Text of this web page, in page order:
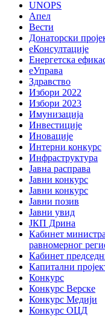
UNOPS
Апел
Вести
Донаторски
еКонсултације
Енергетска
еУправа
Здравство
Избори 2022
Избори 2023
Имунизација
Инвестиције
Иновације
Интерни конкурс
Инфраструктура
Јавна расправа
Јавни конкурс
Јавни конкурс
Јавни позив
Јавни увид
ЈКП Дрина
Кабинет
равномерног
Кабинет
Капитални
Конкурс
Конкурс Верске
Конкурс Медији
Конкурс ОЦД